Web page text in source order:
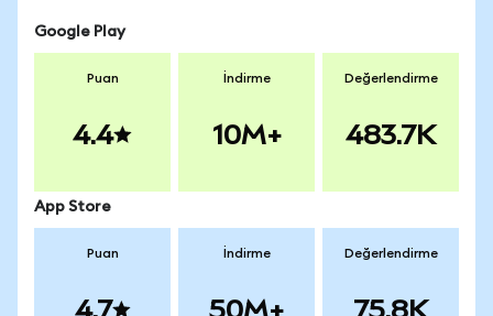
Google Play
Puan
4.4
İndirme
10M+
Değerlendirme
483.7K
App Store
Puan
4.7
İndirme
50M+
Değerlendirme
75.8K